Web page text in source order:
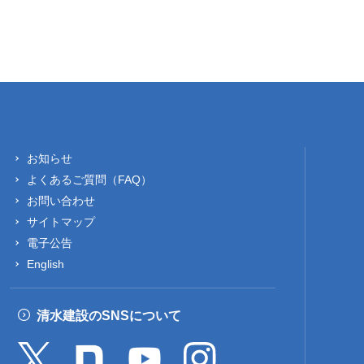
お知らせ
よくあるご質問（FAQ）
お問い合わせ
サイトマップ
電子公告
English
清水建設のSNSについて